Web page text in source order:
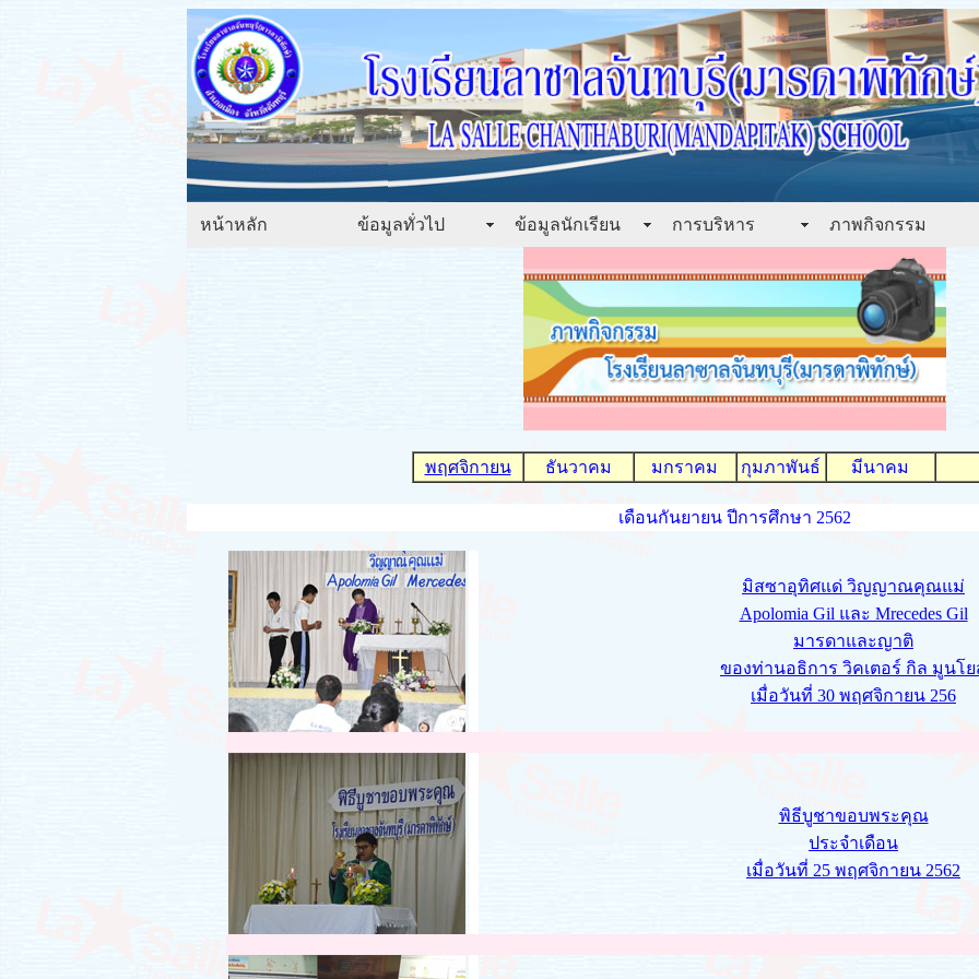
หน้าหลัก ข้อมูลทั่วไป ข้อมูลนักเรียน การบริหาร ภาพกิจกรรม
พฤศจิกายน ธันวาคม มกราคม กุมภาพันธ์ มีนาคม
เดือนกันยายน ปีการศึกษา 2562
มิสซาอุทิศแด่ วิญญาณคุณแม่
Apolomia Gil และ Mrecedes Gil
มารดาและญาติ
ของท่านอธิการ วิคเตอร์ กิล มูนโ
เมื่อวันที่ 30 พฤศจิกายน 256
พิธีบูชาขอบพระคุณ
ประจำเดือน
เมื่อวันที่ 25 พฤศจิกายน 2562